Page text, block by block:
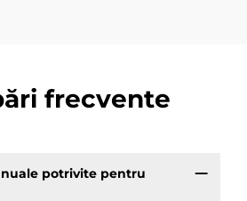
frecvente
potrivite pentru